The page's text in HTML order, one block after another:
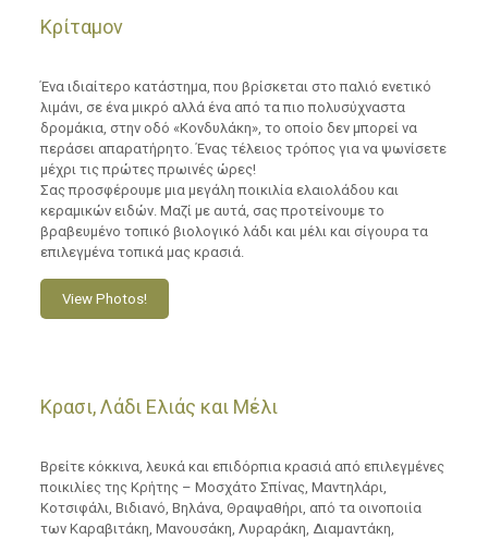
Κρίταμον
Ένα ιδιαίτερο κατάστημα, που βρίσκεται στο παλιό ενετικό
λιμάνι, σε ένα μικρό αλλά ένα από τα πιο πολυσύχναστα
δρομάκια, στην οδό «Κονδυλάκη», το οποίο δεν μπορεί να
περάσει απαρατήρητο. Ένας τέλειος τρόπος για να ψωνίσετε
μέχρι τις πρώτες πρωινές ώρες!
Σας προσφέρουμε μια μεγάλη ποικιλία ελαιολάδου και
κεραμικών ειδών. Μαζί με αυτά, σας προτείνουμε το
βραβευμένο τοπικό βιολογικό λάδι και μέλι και σίγουρα τα
επιλεγμένα τοπικά μας κρασιά.
View Photos!
Κρασι, Λάδι Ελιάς και Μέλι
Βρείτε κόκκινα, λευκά και επιδόρπια κρασιά από επιλεγμένες
ποικιλίες της Κρήτης – Μοσχάτο Σπίνας, Μαντηλάρι,
Κοτσιφάλι, Βιδιανό, Βηλάνα, Θραψαθήρι, από τα οινοποιία
των Καραβιτάκη, Μανουσάκη, Λυραράκη, Διαμαντάκη,